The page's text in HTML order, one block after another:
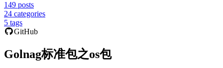
149 posts
24 categories
5 tags
GitHub
Golnag标准包之os包